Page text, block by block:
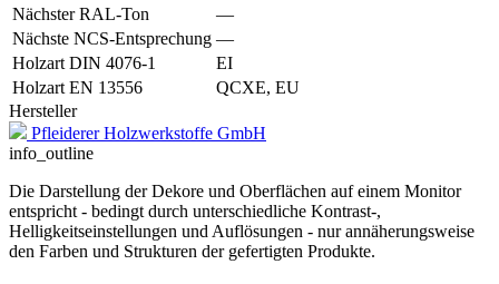
Nächster RAL-Ton
—
Nächste NCS-Entsprechung —
Holzart DIN 4076-1
EI
Holzart EN 13556
QCXE, EU
Hersteller
Pfleiderer Holzwerkstoffe GmbH
info_outline
Die Darstellung der Dekore und Oberflächen auf einem Monitor
entspricht - bedingt durch unterschiedliche Kontrast-,
Helligkeitseinstellungen und Auflösungen - nur annäherungsweise
den Farben und Strukturen der gefertigten Produkte.